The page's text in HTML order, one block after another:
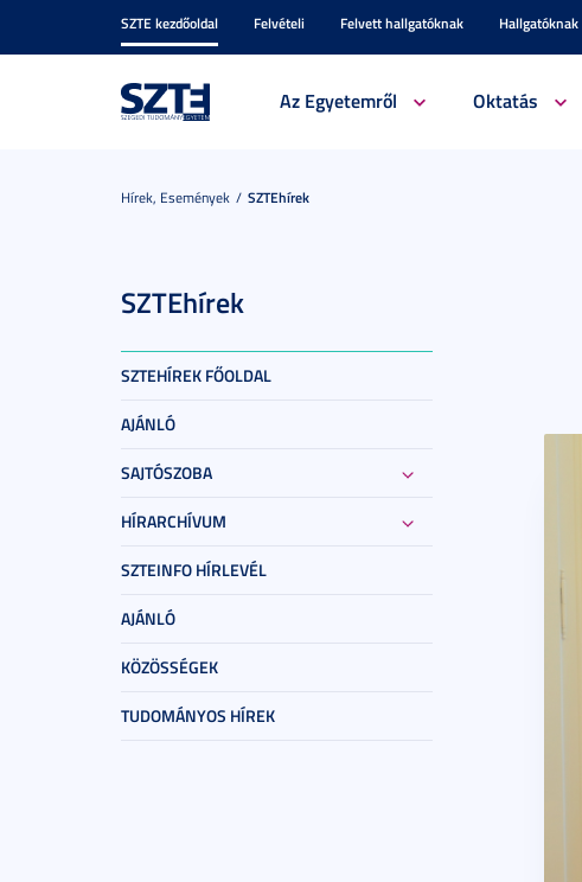
SZTE kezdőoldal Felvételi Felvett hallgatóknak Hallgatóknak
Az Egyetemről Oktatás
Hírek, Események SZTEhírek
SZTEhírek
SZTEHÍREK FŐOLDAL
AJÁNLÓ
SAJTÓSZOBA
HÍRARCHÍVUM
SZTEINFO HÍRLEVÉL
AJÁNLÓ
KÖZÖSSÉGEK
TUDOMÁNYOS HÍREK